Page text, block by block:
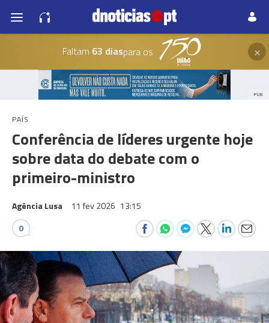
Faltam 63 diaspara os ×
PUB
PAÍS
Conferência de líderes urgente hoje
sobre data do debate com o
primeiro-ministro
Agência Lusa 11 fev 2026 13:15
0